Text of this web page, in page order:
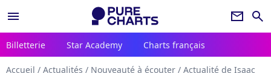
menu newsletter search
Billetterie Star Academy Charts français
Accueil / Actualités / Nouveauté à écouter / Actualité de Isaac